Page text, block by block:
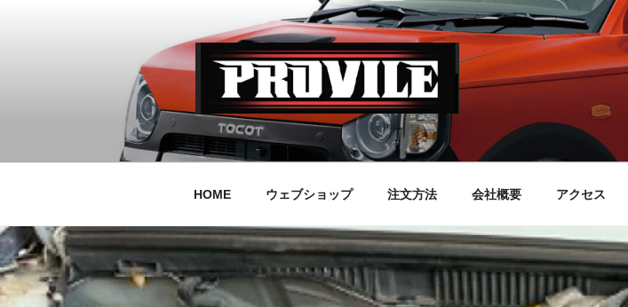
PROVILE
HOME ウェブショップ 注文方法 会社概要 アクセス